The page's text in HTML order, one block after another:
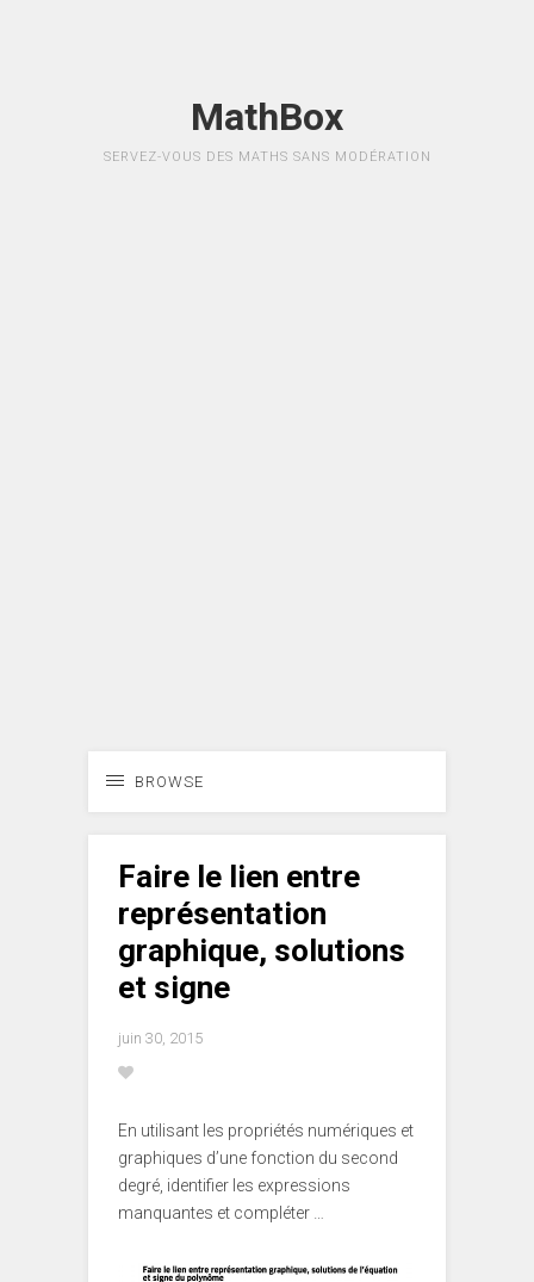
MathBox
SERVEZ-VOUS DES MATHS SANS MODÉRATION
BROWSE
Faire le lien entre
représentation
graphique, solutions
et signe
juin 30, 2015
En utilisant les propriétés numériques et
graphiques d’une fonction du second
degré, identifier les expressions
manquantes et compléter …